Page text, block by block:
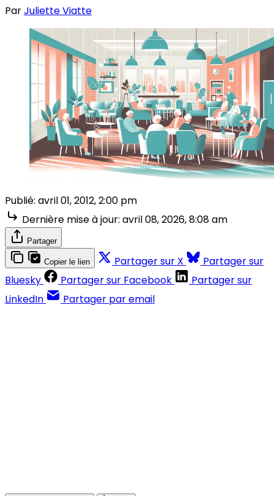
ParJuliette Viatte
Publié: avril 01, 2012, 2:00 pm
Dernière mise à jour: avril 08, 2026, 8:08 am
Partager
Copier le lien Partager sur X
Partager sur
Bluesky
Partager sur Facebook
Partager sur
LinkedIn
Partager par email